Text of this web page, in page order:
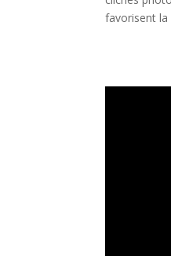
favorisent la